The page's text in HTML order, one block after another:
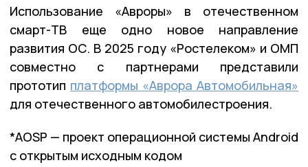
Использование «Авроры» в отечественном
смарт-ТВ еще одно новое направление
развития ОС. В 2025 году «Ростелеком» и ОМП
совместно с партнерами представили
прототип платформы «Аврора Автомобильная»
для отечественного автомобилестроения.
*AOSP — проект операционной системы Android
с открытым исходным кодом